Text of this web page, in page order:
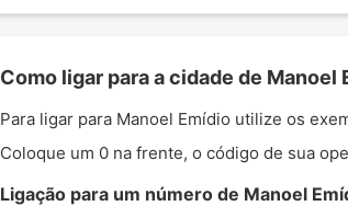
Como ligar para a cidade de Manoel
Para ligar para Manoel Emídio utilize os
Coloque um 0 na frente, o código de sua
Ligação para um número de Manoel